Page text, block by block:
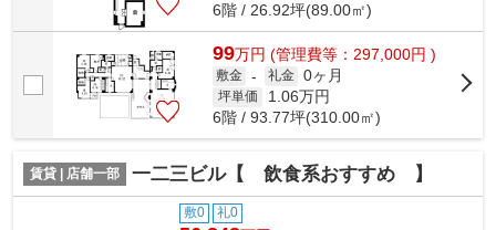
6階 / 26.92坪(89.00㎡)
99万円 (管理費等：297,000円 )
敷金 - 礼金 0ヶ月
坪単価 1.06万円
6階 / 93.77坪(310.00㎡)
賃貸 | 店舗一部 一二三ビル【 飲食系おすすめ 】
敷0 礼0